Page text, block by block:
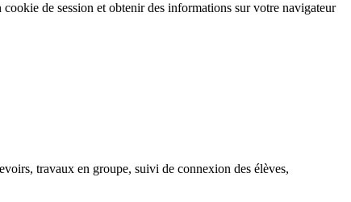
de session et obtenir des informations sur votre navigateur
travaux en groupe, suivi de connexion des élèves,